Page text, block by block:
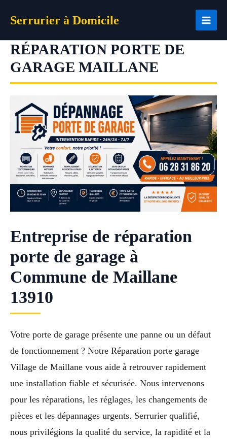
Serrurier à Domicile
RÉPARATION PORTE DE
GARAGE MAILLANE
Entreprise de réparation
porte de garage à
Commune de Maillane
13910
Votre porte de garage présente une panne ou un défaut
de fonctionnement ? Notre Réparation porte garage
Village de Maillane vous aide à retrouver rapidement
une installation fiable et sécurisée. Nous intervenons
pour les réparations, les réglages, les changements de
pièces et les dépannages urgents. Serrurier qualifié,
nous privilégions la qualité du service, la rapidité et la